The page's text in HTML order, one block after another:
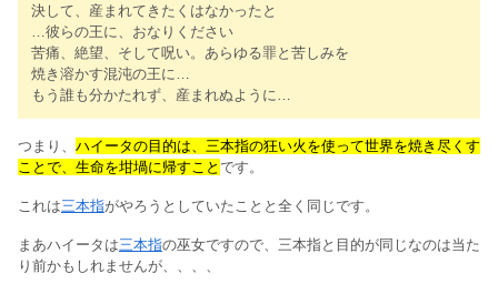
決して、産まれてきたくはなかったと
…彼らの王に、おなりください
苦痛、絶望、そして呪い。あらゆる罪と苦しみを
焼き溶かす混沌の王に…
もう誰も分かたれず、産まれぬように…
つまり、 ハイータの目的は、三本指の狂い火を使って世界を焼き尽くす
ことで、生命を坩堝に帰すこと です。
これは三本指がやろうとしていたことと全く同じです。
まあハイータは三本指の巫女ですので、三本指と目的が同じなのは当た
り前かもしれませんが、、、、